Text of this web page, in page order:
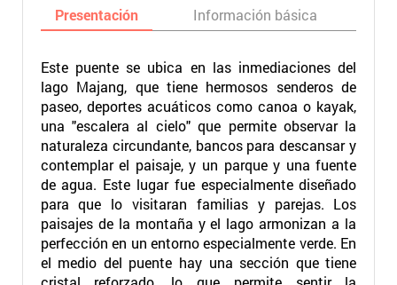
Presentación Información básica
Este puente se ubica en las inmediaciones del
lago Majang, que tiene hermosos senderos de
paseo, deportes acuáticos como canoa o kayak,
una "escalera al cielo" que permite observar la
naturaleza circundante, bancos para descansar y
contemplar el paisaje, y un parque y una fuente
de agua. Este lugar fue especialmente diseñado
para que lo visitaran familias y parejas. Los
paisajes de la montaña y el lago armonizan a la
perfección en un entorno especialmente verde. En
el medio del puente hay una sección que tiene